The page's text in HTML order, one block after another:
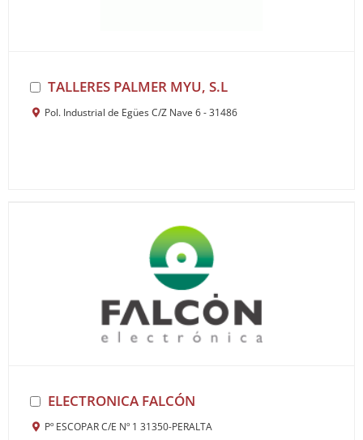
TALLERES PALMER MYU, S.L
Pol. Industrial de Egües C/Z Nave 6 - 31486
ELECTRONICA FALCÓN
Pº ESCOPAR C/E Nº 1 31350-PERALTA